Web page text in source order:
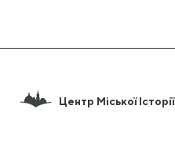
Центр Міської Історії